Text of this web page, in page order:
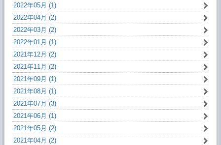
2022年05月 (1)
2022年04月 (2)
2022年03月 (2)
2022年01月 (1)
2021年12月 (2)
2021年11月 (2)
2021年09月 (1)
2021年08月 (1)
2021年07月 (3)
2021年06月 (1)
2021年05月 (2)
2021年04月 (2)